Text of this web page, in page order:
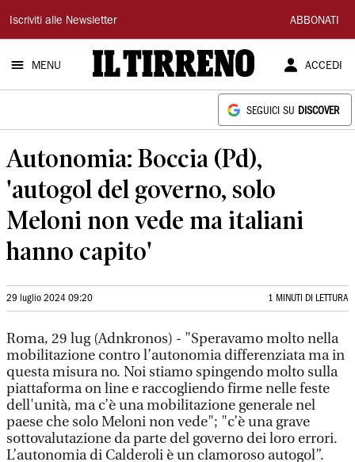
Il
Tirreno
Iscriviti alle Newsletter ABBONATI
MENU ACCEDI
SEGUICI SU DISCOVER
Autonomia: Boccia (Pd),
'autogol del governo, solo
Meloni non vede ma italiani
hanno capito'
29 luglio 2024 09:20 1 MINUTI DI LETTURA
Roma, 29 lug (Adnkronos) - "Speravamo molto nella
mobilitazione contro l’autonomia differenziata ma in
questa misura no. Noi stiamo spingendo molto sulla
piattaforma on line e raccogliendo firme nelle feste
dell'unità, ma c’è una mobilitazione generale nel
paese che solo Meloni non vede"; "c’è una grave
sottovalutazione da parte del governo dei loro errori.
L’autonomia di Calderoli è un clamoroso autogol”.